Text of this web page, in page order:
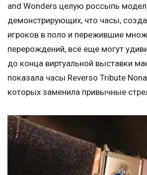
and Wonders целую россыпь
демонстрирующих, что часы,
игроков в поло и пережившие
перерождений, всё еще могут
до конца виртуальной выставки
показала часы Reverso Tribute
которых заменила привычные